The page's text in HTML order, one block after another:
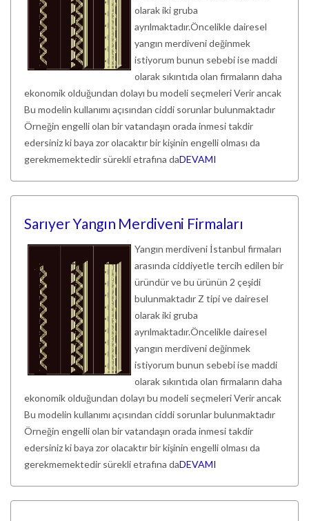
olarak iki gruba
ayrılmaktadır.Öncelikle dairesel
yangın merdiveni değinmek
istiyorum bunun sebebi ise maddi
olarak sıkıntıda olan firmaların daha
ekonomik olduğundan dolayı bu modeli seçmeleri Verir ancak
Bu modelin kullanımı açısından ciddi sorunlar bulunmaktadır
Örneğin engelli olan bir vatandaşın orada inmesi takdir
edersiniz ki baya zor olacaktır bir kişinin engelli olması da
gerekmemektedir sürekli etrafına daDEVAMI
Sarıyer Yangın Merdiveni Firmaları
Yangın merdiveni İstanbul firmaları
arasında ciddiyetle tercih edilen bir
üründür ve bu ürünün 2 çeşidi
bulunmaktadır Z tipi ve dairesel
olarak iki gruba
ayrılmaktadır.Öncelikle dairesel
yangın merdiveni değinmek
istiyorum bunun sebebi ise maddi
olarak sıkıntıda olan firmaların daha
ekonomik olduğundan dolayı bu modeli seçmeleri Verir ancak
Bu modelin kullanımı açısından ciddi sorunlar bulunmaktadır
Örneğin engelli olan bir vatandaşın orada inmesi takdir
edersiniz ki baya zor olacaktır bir kişinin engelli olması da
gerekmemektedir sürekli etrafına daDEVAMI